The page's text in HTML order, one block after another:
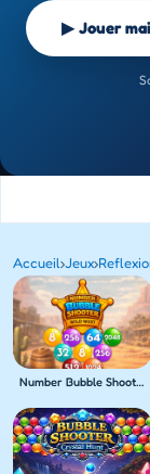
▶ Jouer
Accueil›Jeux›
Number Bubble Shooter Wild West